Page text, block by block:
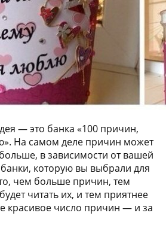
— это банка «100 причин,
На самом деле причин может
в зависимости от вашей
которую вы выбрали для
чем больше причин, тем
читать их, и тем приятнее
красивое число причин — и за